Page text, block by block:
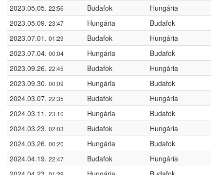
2023.05.05. 22:56 Budafok
Hungária
2023.05.09. 23:47 Hungária
Budafok
2023.07.01. 01:29 Budafok
Hungária
2023.07.04. 00:04 Hungária
Budafok
2023.09.26. 22:45 Budafok
Hungária
2023.09.30. 00:09 Hungária
Budafok
2024.03.07. 22:35 Budafok
Hungária
2024.03.11. 23:10 Hungária
Budafok
2024.03.23. 02:03 Budafok
Hungária
2024.03.26. 00:20 Hungária
Budafok
2024.04.19. 22:47 Budafok
Hungária